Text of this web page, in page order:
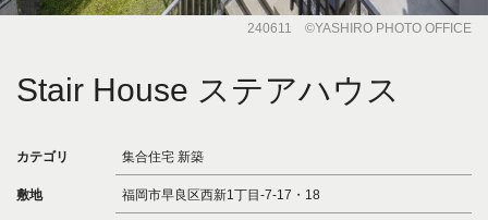
240611 ©️YASHIRO PHOTO OFFICE
Stair House ステアハウス
カテゴリ 集合住宅 新築
敷地 福岡市早良区西新1丁目-7-17・18